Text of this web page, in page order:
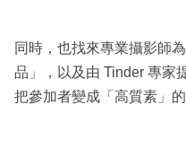
同時，也找來專業攝影師
品」，以及由 Tinder 專家
把參加者變成「高質素」的